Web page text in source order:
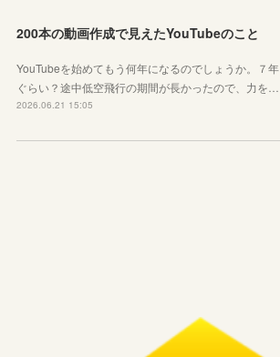
200本の動画作成で見えたYouTubeのこと
YouTubeを始めてもう何年になるのでしょうか。７年
ぐらい？途中低空飛行の期間が長かったので、力を…
2026.06.21 15:05